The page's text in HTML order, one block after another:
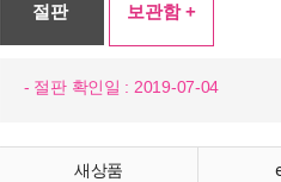
절판 보관함 +
- 절판 확인일 : 2019-07-04
새상품